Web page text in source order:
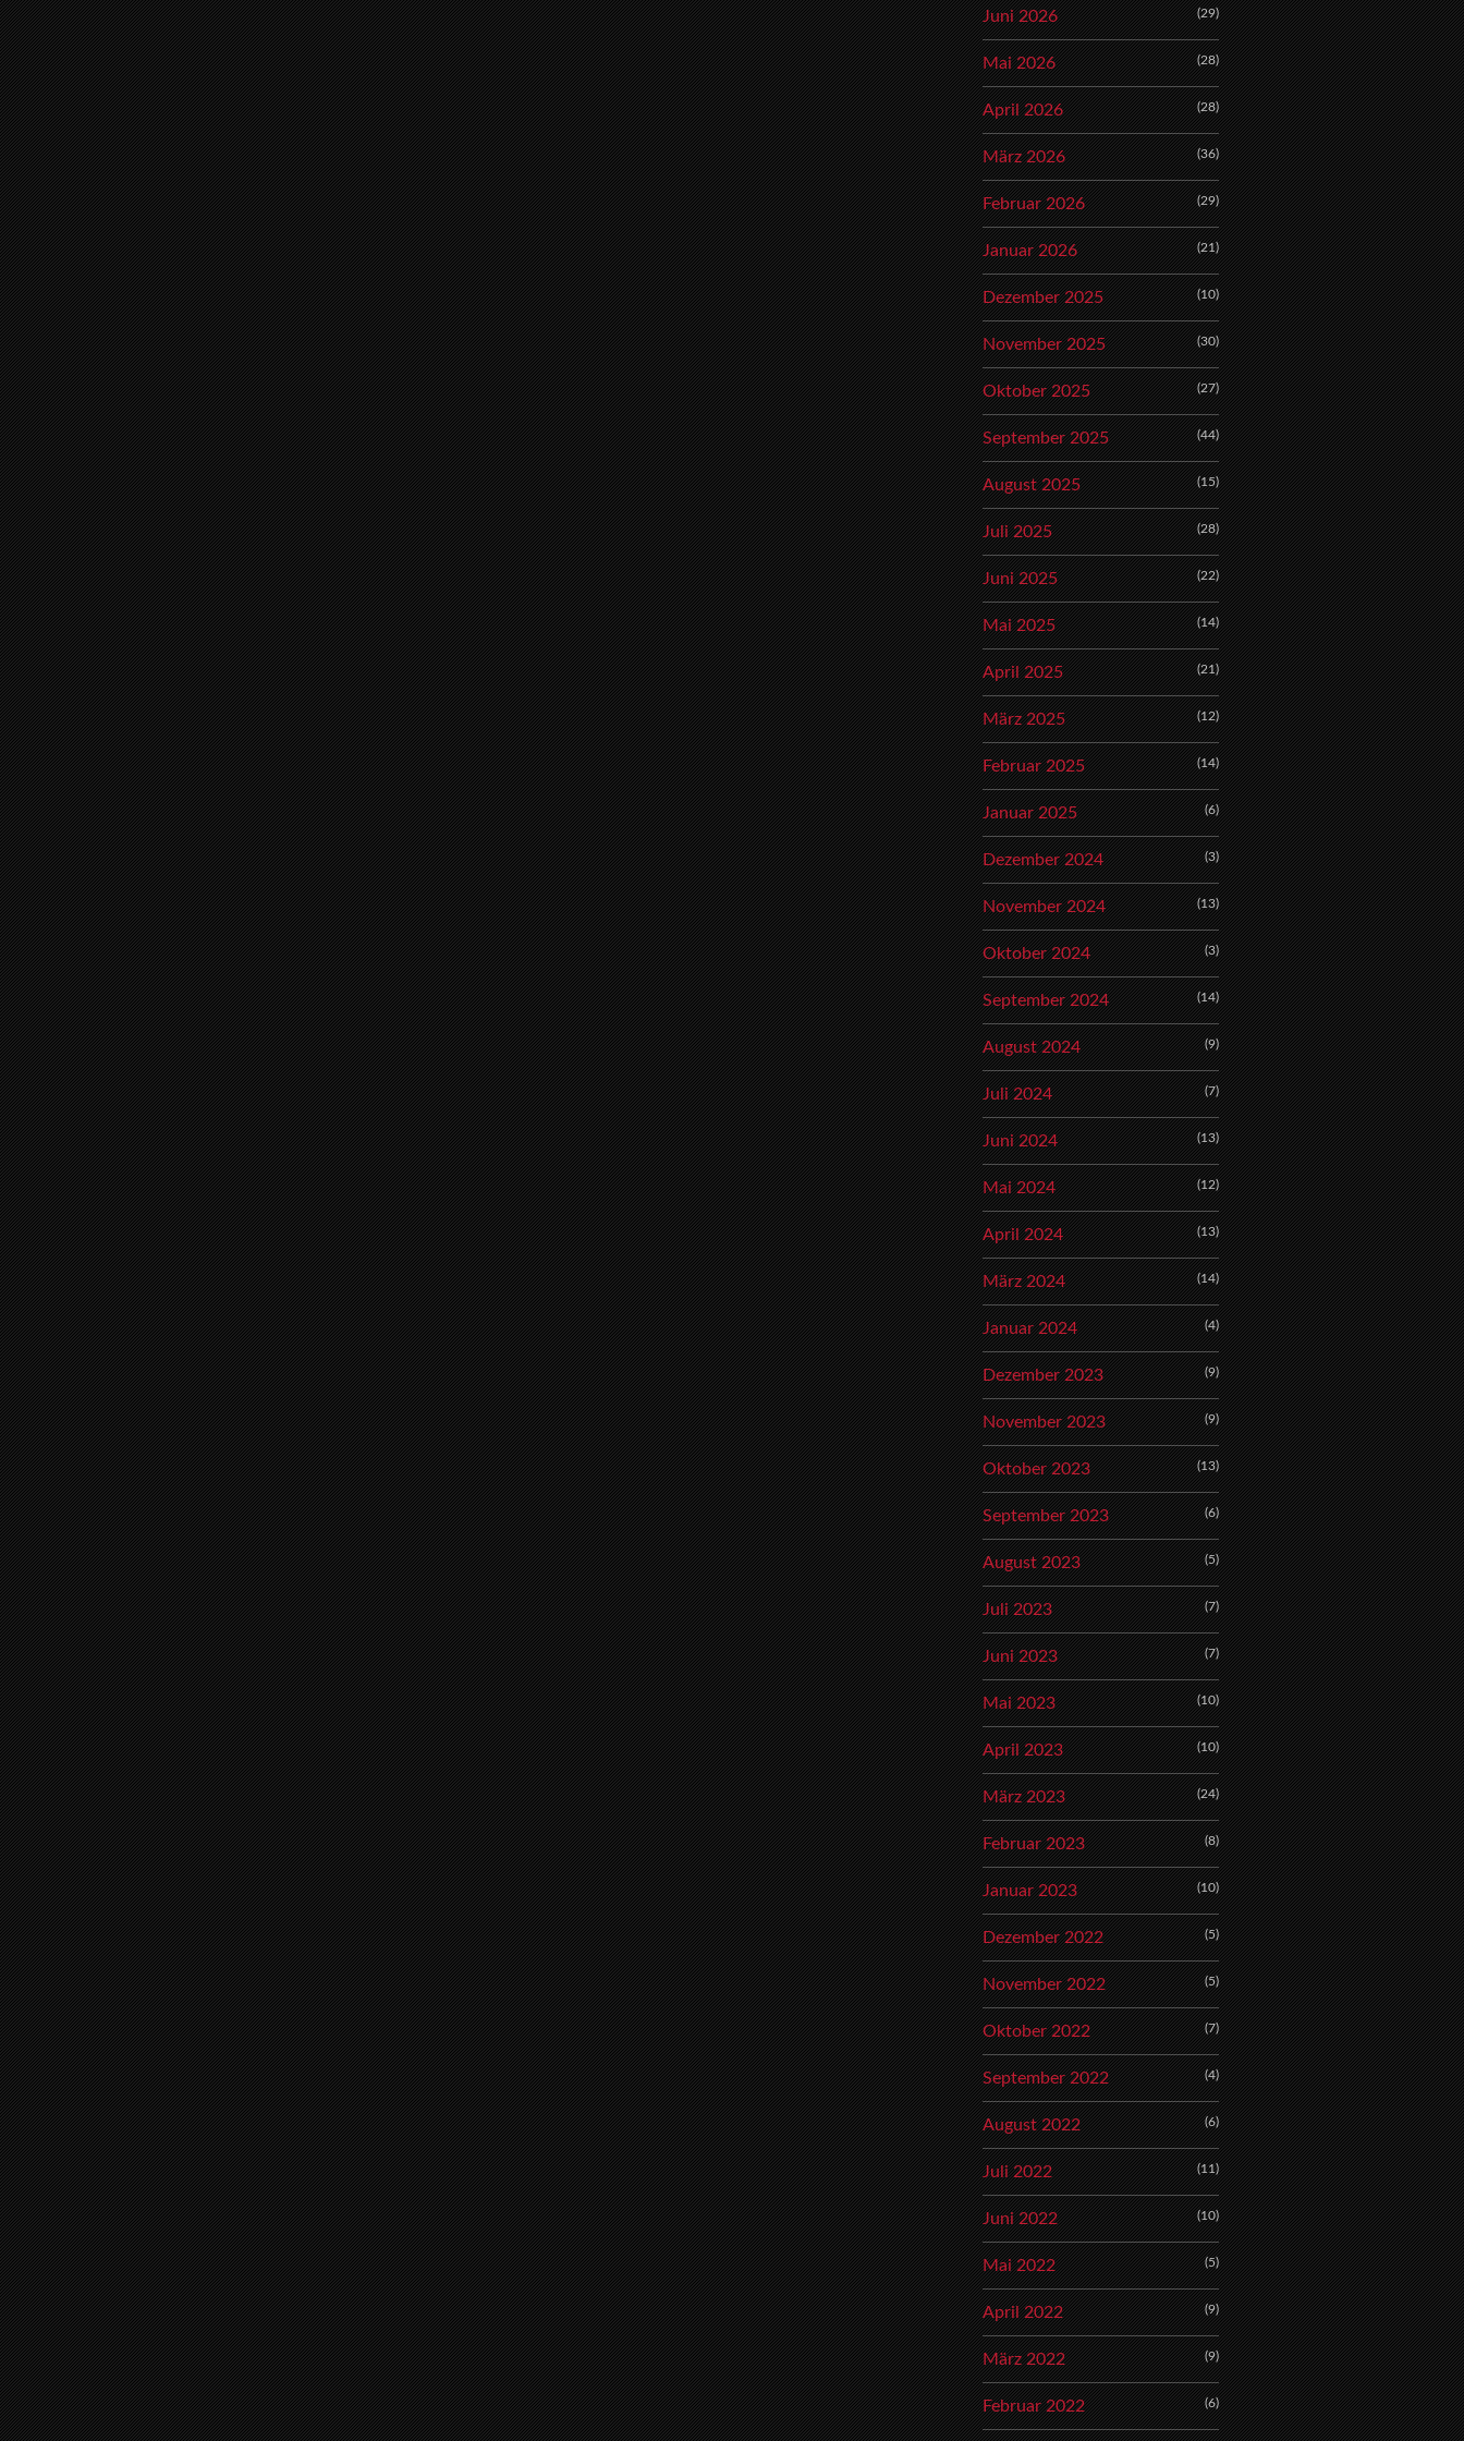
Juni 2026 (29)
Mai 2026 (28)
April 2026 (28)
März 2026 (36)
Februar 2026 (29)
Januar 2026 (21)
Dezember 2025 (10)
November 2025 (30)
Oktober 2025 (27)
September 2025 (44)
August 2025 (15)
Juli 2025 (28)
Juni 2025 (22)
Mai 2025 (14)
April 2025 (21)
März 2025 (12)
Februar 2025 (14)
Januar 2025 (6)
Dezember 2024 (3)
November 2024 (13)
Oktober 2024 (3)
September 2024 (14)
August 2024 (9)
Juli 2024 (7)
Juni 2024 (13)
Mai 2024 (12)
April 2024 (13)
März 2024 (14)
Januar 2024 (4)
Dezember 2023 (9)
November 2023 (9)
Oktober 2023 (13)
September 2023 (6)
August 2023 (5)
Juli 2023 (7)
Juni 2023 (7)
Mai 2023 (10)
April 2023 (10)
März 2023 (24)
Februar 2023 (8)
Januar 2023 (10)
Dezember 2022 (5)
November 2022 (5)
Oktober 2022 (7)
September 2022 (4)
August 2022 (6)
Juli 2022 (11)
Juni 2022 (10)
Mai 2022 (5)
April 2022 (9)
März 2022 (9)
Februar 2022 (6)